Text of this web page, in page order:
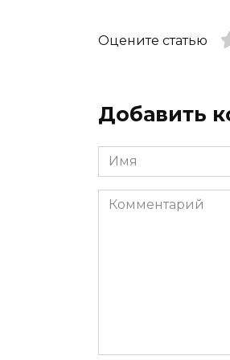
Оцените статью
Добавить
Имя
*
Комментарий